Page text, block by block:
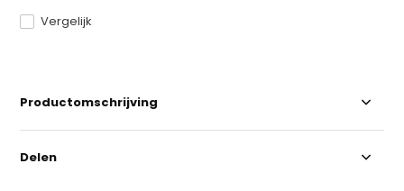
Vergelijk
Productomschrijving
Delen